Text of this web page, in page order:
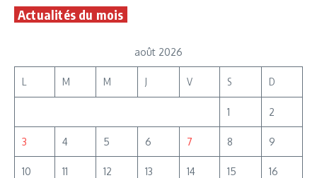
Actualités du mois
août 2026
L M M J V S D
1 2
3 4 5 6 7 8 9
10 11 12 13 14 15 16